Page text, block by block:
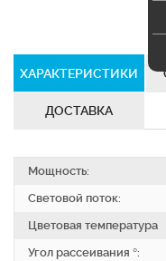
ХАРАКТЕРИСТИКИ
ДОСТАВКА
Мощность:
Световой поток:
Цветовая температура
Угол рассеивания °: